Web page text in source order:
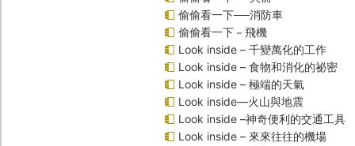
偷偷看一下──消防車
偷偷看一下－飛機
Look inside – 千變萬化的工作
Look inside – 食物和消化的祕密
Look inside – 極端的天氣
Look inside—火山與地震
Look inside –神奇便利的交通工具
Look inside – 來來往往的機場